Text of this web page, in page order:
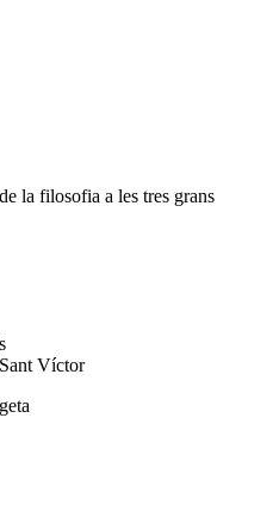
la filosofia a les tres grans
Víctor